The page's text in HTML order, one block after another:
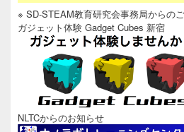
※ SD-STEAM教育研究会事務局からの
ガジェット体験 Gadget Cubes 新宿
NLTCからのお知らせ